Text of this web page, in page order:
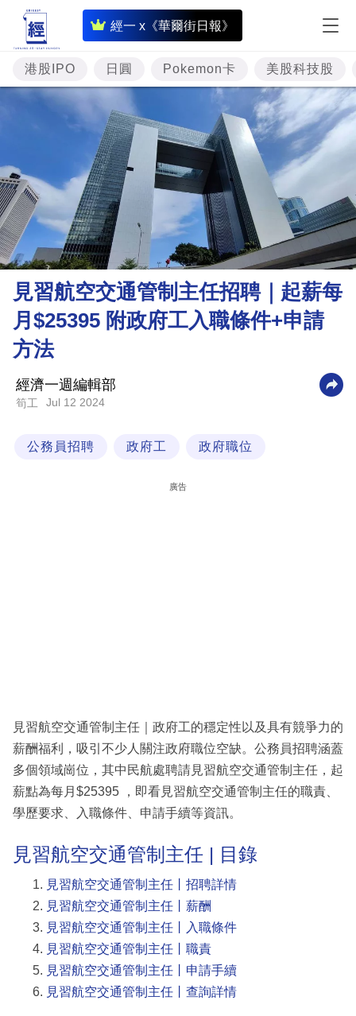
經一 x《華爾街日報》
即
時
財
經
專
題
投
資
樓
市
理
財
商
科
技
港股IPO 日圓 Pokemon卡 美股科技股
見習航空交通管制主任招聘｜起薪每
月$25395 附政府工入職條件+申請
方法
經濟一週編輯部
筍工 Jul 12 2024
公務員招聘 政府工 政府職位
廣告
見習航空交通管制主任｜政府工的穩定性以及具有競爭力的
薪酬福利，吸引不少人關注政府職位空缺。公務員招聘涵蓋
多個領域崗位，其中民航處聘請見習航空交通管制主任，起
薪點為每月$25395 ，即看見習航空交通管制主任的職責、
學歷要求、入職條件、申請手續等資訊。
見習航空交通管制主任 | 目錄
見習航空交通管制主任丨招聘詳情
見習航空交通管制主任丨薪酬
見習航空交通管制主任丨入職條件
見習航空交通管制主任丨職責
見習航空交通管制主任丨申請手續
見習航空交通管制主任丨查詢詳情